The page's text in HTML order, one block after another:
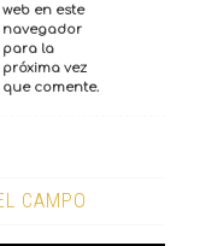
web en este
navegador
para la
próxima vez
que comente.
CAMPO